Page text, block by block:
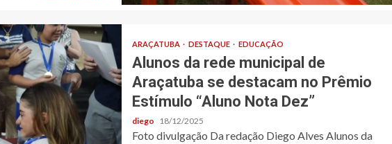
ARAÇATUBA DESTAQUE EDUCAÇÃO
Alunos da rede municipal de
Araçatuba se destacam no Prêmio
Estímulo “Aluno Nota Dez”
diego 18/12/2025
Foto divulgação Da redação Diego Alves Alunos da